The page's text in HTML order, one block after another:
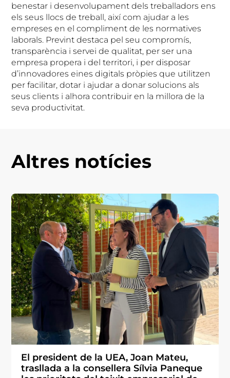
benestar i desenvolupament dels treballadors ens
els seus llocs de treball, així com ajudar a les
empreses en el compliment de les normatives
laborals. Prevint destaca pel seu compromís,
transparència i servei de qualitat, per ser una
empresa propera i del territori, i per disposar
d’innovadores eines digitals pròpies que utilitzen
per facilitar, dotar i ajudar a donar solucions als
seus clients i alhora contribuir en la millora de la
seva productivitat.
Altres notícies
El president de la UEA, Joan Mateu,
trasllada a la consellera Sílvia Paneque